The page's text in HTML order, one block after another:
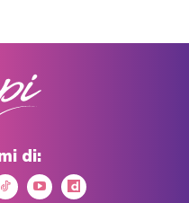
yang bagus
di: